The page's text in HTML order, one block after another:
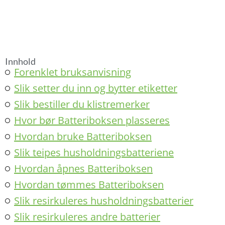
Innhold
Forenklet bruksanvisning
Slik setter du inn og bytter etiketter
Slik bestiller du klistremerker
Hvor bør Batteriboksen plasseres
Hvordan bruke Batteriboksen
Slik teipes husholdningsbatteriene
Hvordan åpnes Batteriboksen
Hvordan tømmes Batteriboksen
Slik resirkuleres husholdningsbatterier
Slik resirkuleres andre batterier